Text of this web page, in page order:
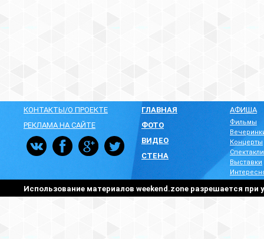
КОНТАКТЫ/О ПРОЕКТЕ
РЕКЛАМА НА САЙТЕ
ГЛАВНАЯ
ФОТО
ВИДЕО
СТЕНА
АФИША
Фильмы
Концерты
Спектакли
Выставки
Использование материалов weekend.zone разрешается